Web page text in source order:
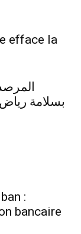
efface la
بسلامة
:
bancaire